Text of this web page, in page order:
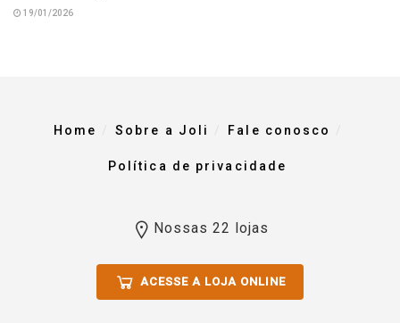
19/01/2026
Home Sobre a Joli Fale conosco
Política de privacidade
Nossas 22 lojas
ACESSE A LOJA ONLINE